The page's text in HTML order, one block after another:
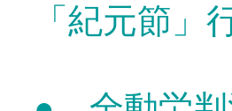
「紀元節」